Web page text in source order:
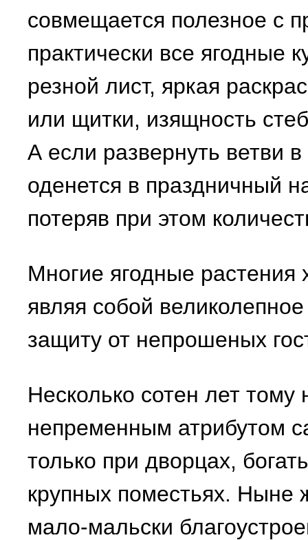
совмещается полезное с
практически все ягодные
резной лист, яркая
или щитки, изящность
А если развернуть ветви
оденется в праздничный
потеряв при этом
Многие ягодные
являя собой
защиту от непрошеных
Несколько сотен лет
непременным атрибутом
только при дворцах,
крупных поместьях.
мало-мальски